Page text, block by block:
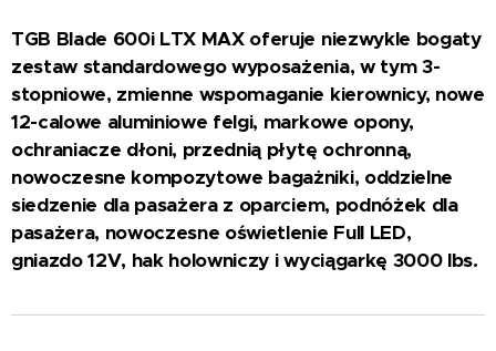
TGB Blade 600i LTX MAX oferuje niezwykle bogaty
zestaw standardowego wyposażenia, w tym 3-
stopniowe, zmienne wspomaganie kierownicy, nowe
12-calowe aluminiowe felgi, markowe opony,
ochraniacze dłoni, przednią płytę ochronną,
nowoczesne kompozytowe bagażniki, oddzielne
siedzenie dla pasażera z oparciem, podnóżek dla
pasażera, nowoczesne oświetlenie Full LED,
gniazdo 12V, hak holowniczy i wyciągarkę 3000 lbs.